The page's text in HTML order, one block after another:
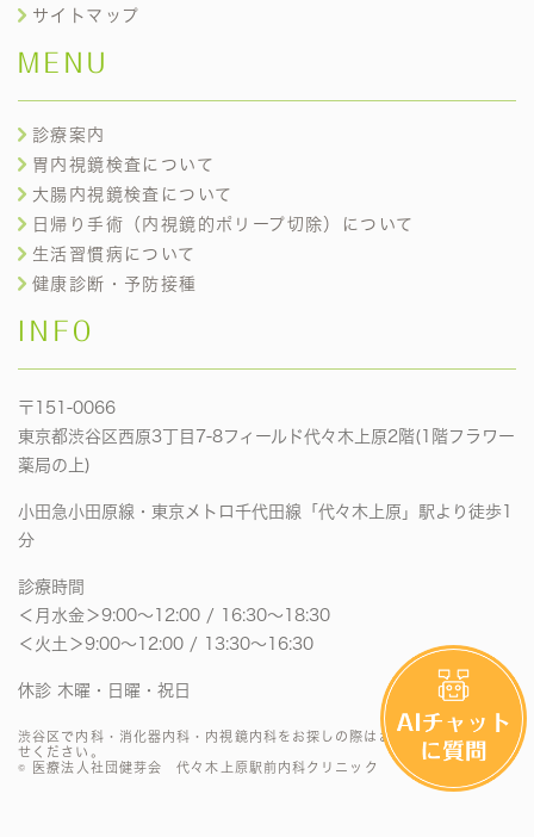
サイトマップ
MENU
診療案内
胃内視鏡検査について
大腸内視鏡検査について
日帰り手術（内視鏡的ポリープ切除）について
生活習慣病について
健康診断・予防接種
INFO
〒151-0066
東京都渋谷区西原3丁目7-8フィールド代々木上原2階(1階フラワー
薬局の上)
小田急小田原線・東京メトロ千代田線「代々木上原」駅より徒歩1
分
診療時間
＜月水金＞9:00〜12:00 / 16:30〜18:30
＜火土＞9:00〜12:00 / 13:30〜16:30
休診 木曜・日曜・祝日
渋谷区で内科・消化器内科・内視鏡内科をお探しの際はお気軽にお問い合わ
せください。
© 医療法人社団健芽会 代々木上原駅前内科クリニック